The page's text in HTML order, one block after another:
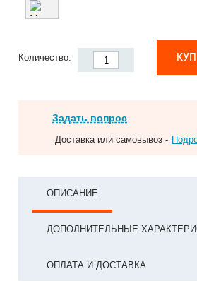
Количество:
Задать вопрос
Доставка или самовывоз -
ОПИСАНИЕ
ДОПОЛНИТЕЛЬНЫЕ
ОПЛАТА И ДОСТАВКА